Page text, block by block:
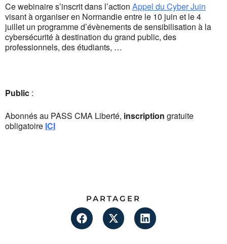
Ce webinaire s’inscrit dans l’action Appel du Cyber Juin
visant à organiser en Normandie entre le 10 juin et le 4
juillet un programme d’évènements de sensibilisation à la
cybersécurité à destination du grand public, des
professionnels, des étudiants, …
Public :
Abonnés au PASS CMA Liberté, inscription gratuite
obligatoire ICI
PARTAGER